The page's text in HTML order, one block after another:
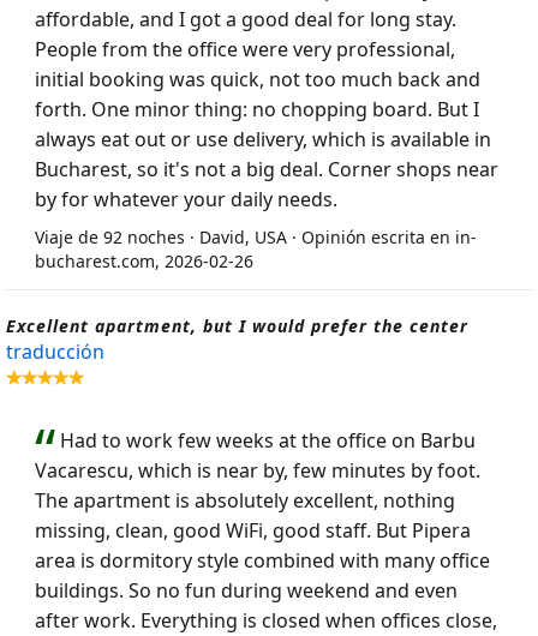
affordable, and I got a good deal for long stay.
People from the office were very professional,
initial booking was quick, not too much back and
forth. One minor thing: no chopping board. But I
always eat out or use delivery, which is available in
Bucharest, so it's not a big deal. Corner shops near
by for whatever your daily needs.
Viaje de 92 noches · David, USA · Opinión escrita en in-
bucharest.com, 2026-02-26
Excellent apartment, but I would prefer the center
traducción
Had to work few weeks at the office on Barbu
Vacarescu, which is near by, few minutes by foot.
The apartment is absolutely excellent, nothing
missing, clean, good WiFi, good staff. But Pipera
area is dormitory style combined with many office
buildings. So no fun during weekend and even
after work. Everything is closed when offices close,